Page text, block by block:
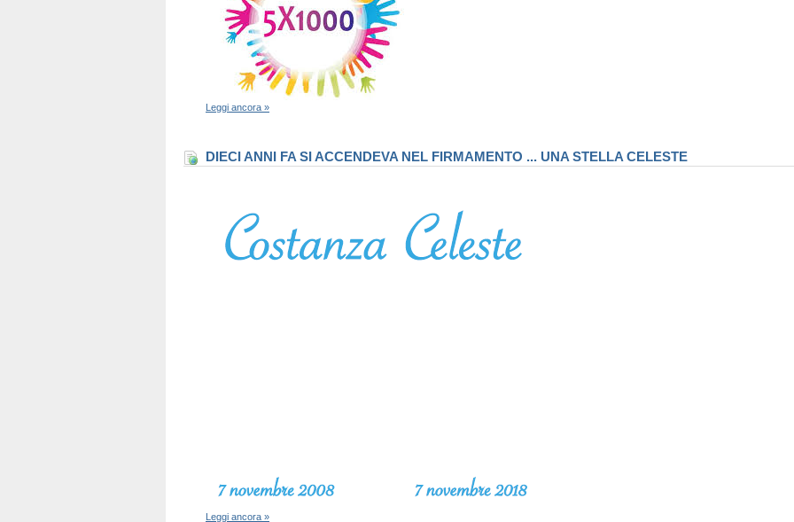
Leggi ancora »
DIECI ANNI FA SI ACCENDEVA NEL FIRMAMENTO ... UNA STELLA CELESTE
Leggi ancora »